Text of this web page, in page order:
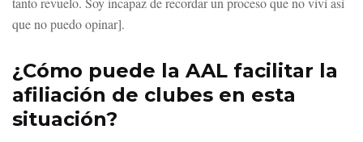
que no puedo opinar].
¿Cómo puede la AAL facilitar la
afiliación de clubes en esta
situación?